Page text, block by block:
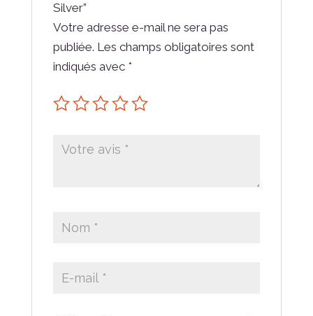
Silver”
Votre adresse e-mail ne sera pas
publiée. Les champs obligatoires sont
indiqués avec *